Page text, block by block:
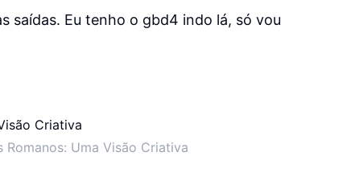
saídas. Eu tenho o gbd4 indo lá, só vou
Romanos: Uma Visão Criativa